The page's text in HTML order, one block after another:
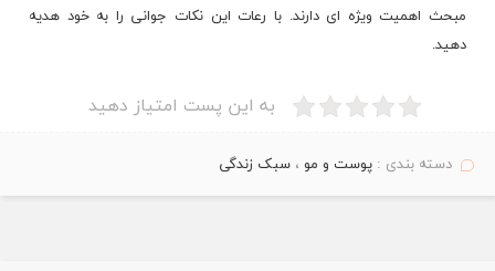
مبحث اهمیت ویژه ای دارند. با رعات این نکات جوانی را به خود هدیه
دهید.
به این پست امتیاز دهید
دسته بندی :پوست و مو ،سبک زندگی